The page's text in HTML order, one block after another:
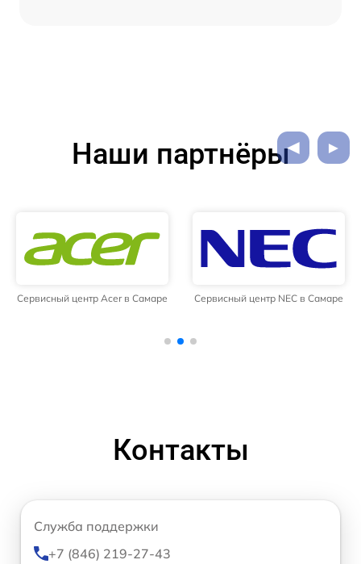
Наши партнёры
Сервисный центр Acer в Самаре Сервисный центр NEC в Самаре
Контакты
Служба поддержки
+7 (846) 219-27-43